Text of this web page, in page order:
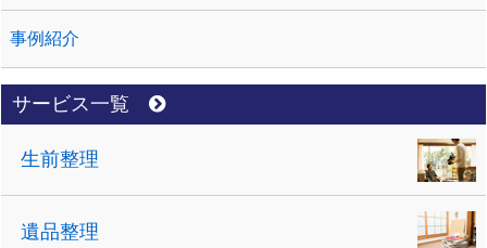
事例紹介
サービス一覧
生前整理
遺品整理